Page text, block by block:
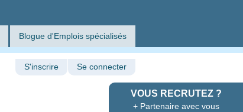
Blogue d'Emplois spécialisés
VOUS RECRUTEZ ?
+ Partenaire avec vous
S'inscrire Se connecter